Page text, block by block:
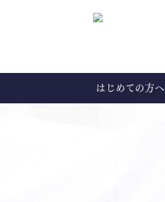
はじめての方へ